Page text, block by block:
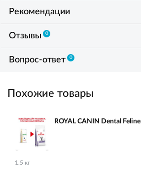
Рекомендации
Отзывы 0
Вопрос-ответ 0
Похожие товары
ROYAL CANIN Dental Feline
1.5 кг